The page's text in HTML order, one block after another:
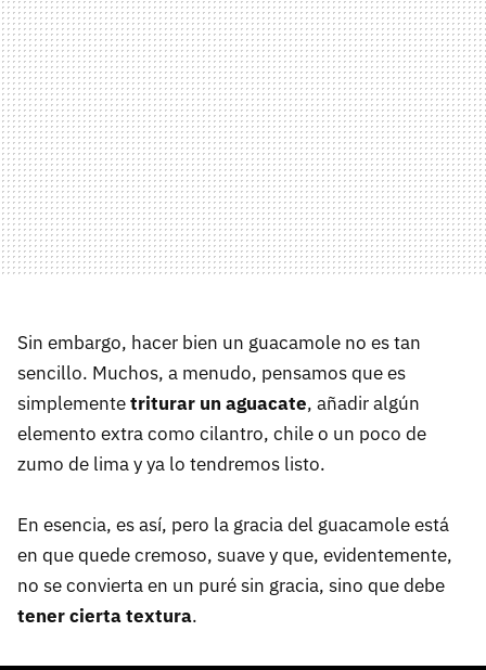
Sin embargo, hacer bien un guacamole no es tan
sencillo. Muchos, a menudo, pensamos que es
simplementetriturar un aguacate, añadir algún
elemento extra como cilantro, chile o un poco de
zumo de lima y ya lo tendremos listo.
En esencia, es así, pero la gracia del guacamole está
en que quede cremoso, suave y que, evidentemente,
no se convierta en un puré sin gracia, sino que debe
tener cierta textura.